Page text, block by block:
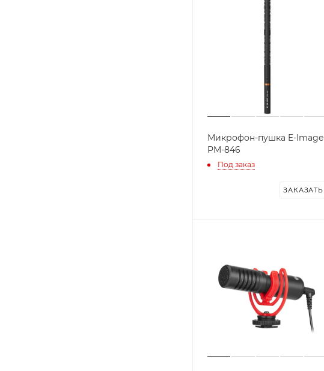
Микрофон-пушка E-Image
PM-846
Под заказ
ЗАКАЗАТЬ